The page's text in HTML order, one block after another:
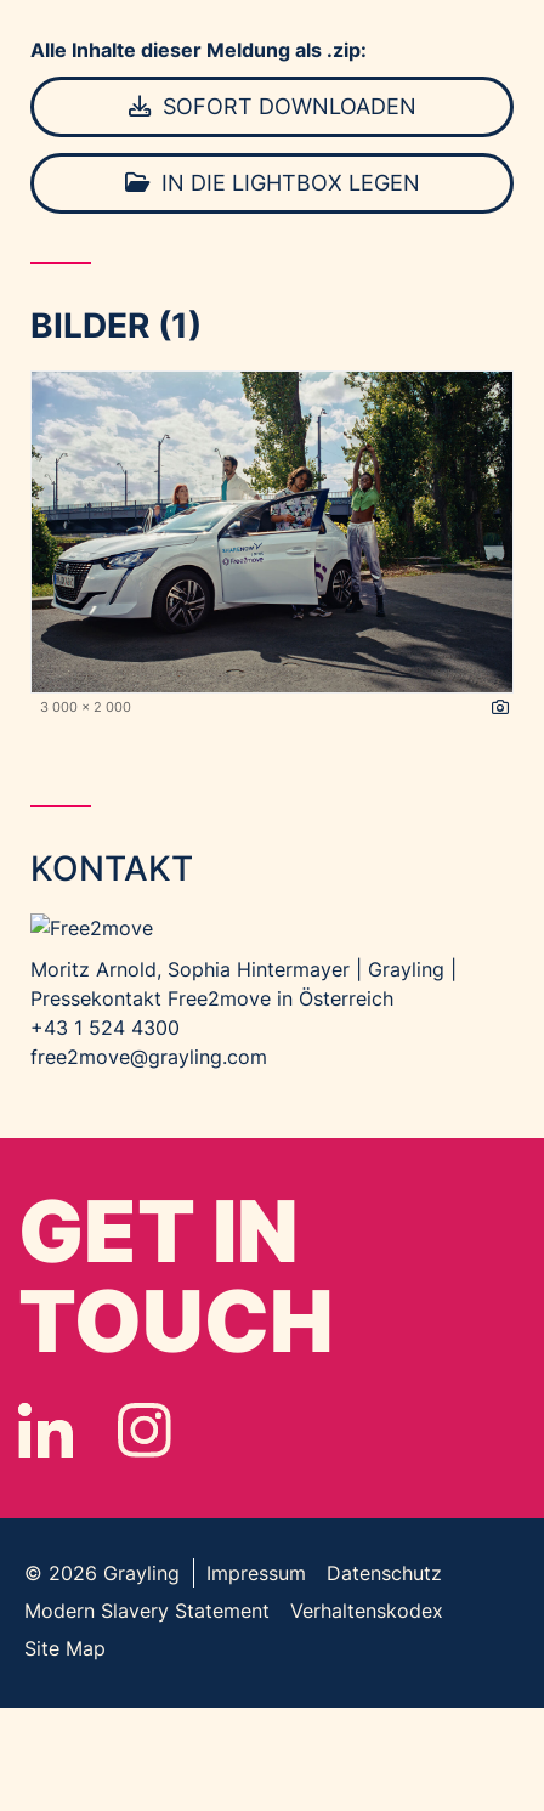
Alle Inhalte dieser Meldung als .zip:
SOFORT DOWNLOADEN
IN DIE LIGHTBOX LEGEN
BILDER (1)
3 000 x 2 000
KONTAKT
Moritz Arnold, Sophia Hintermayer | Grayling |
Pressekontakt Free2move in Österreich
+43 1 524 4300
free2move@grayling.com
GET IN
TOUCH
© 2026 Grayling Impressum
Datenschutz
Modern Slavery Statement
Verhaltenskodex
Site Map